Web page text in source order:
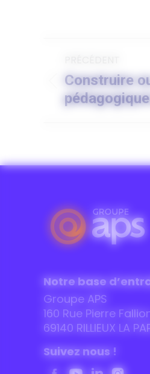
article
Article
précédent
Construire
Notre base
Groupe APS
160 Rue Pierre
69140 RILLIEUX LA
Suivez nous !